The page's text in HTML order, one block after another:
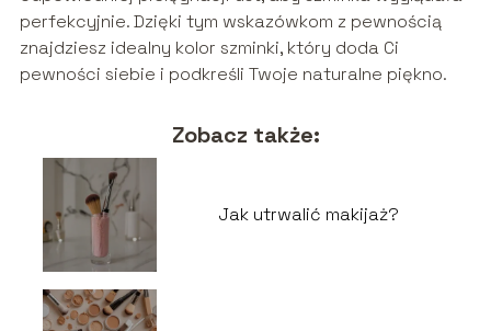
perfekcyjnie. Dzięki tym wskazówkom z pewnością
znajdziesz idealny kolor szminki, który doda Ci
pewności siebie i podkreśli Twoje naturalne piękno.
Zobacz także:
Jak utrwalić makijaż?